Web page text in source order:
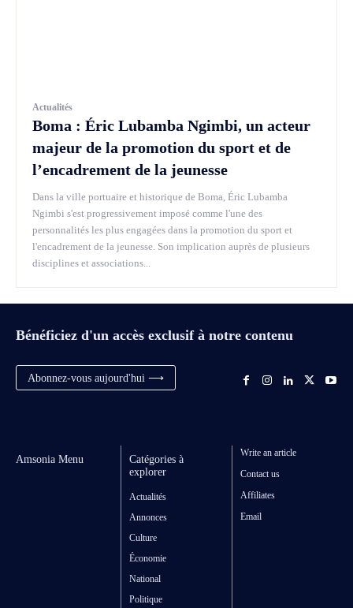
Actualités
Boma : Éric Lubamba Ngimbi, un acteur
majeur de la promotion du sport et de
l’encadrement de la jeunesse
Dans la ville portuaire et historique de Boma, Éric Lubamba
Ngimbi s'est progressivement imposé comme l'une des
personnalités les plus engagées dans la promotion du sport et
l'encadrement de la jeunesse. Son implication auprès de plusieurs
disciplines et associations...
Bénéficiez d'un accès exclusif à notre contenu
Abonnez-vous aujourd'hui ⟶
Amsonia Menu
Catégories à
explorer
Actualités
Annonces
Culture
Économie
National
Politique
Write an article
Contact us
Affiliates
Email